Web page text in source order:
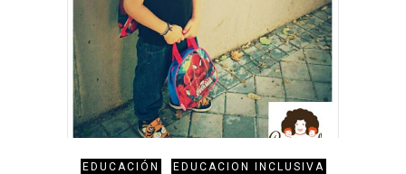
EDUCACIÓN EDUCACION INCLUSIVA